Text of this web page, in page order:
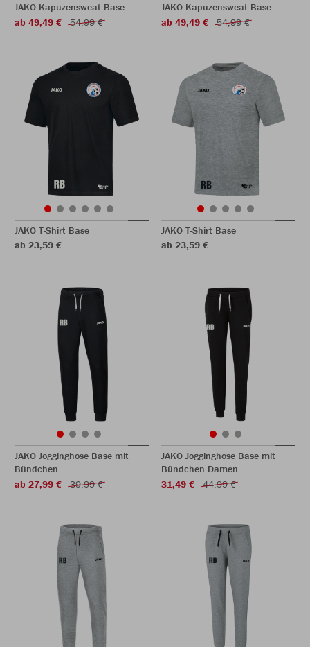
JAKO Kapuzensweat Base
ab 49,49 €
54,99 €
JAKO Kapuzensweat Base
ab 49,49 €
54,99 €
JAKO T-Shirt Base
ab 23,59 €
JAKO T-Shirt Base
ab 23,59 €
JAKO Jogginghose Base mit
Bündchen
ab 27,99 €
39,99 €
JAKO Jogginghose Base mit
Bündchen Damen
31,49 €
44,99 €